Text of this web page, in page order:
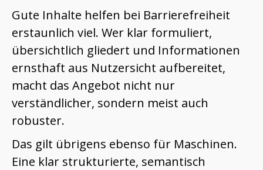
Gute Inhalte helfen bei Barrierefreiheit
erstaunlich viel. Wer klar formuliert,
übersichtlich gliedert und Informationen
ernsthaft aus Nutzersicht aufbereitet,
macht das Angebot nicht nur
verständlicher, sondern meist auch
robuster.
Das gilt übrigens ebenso für Maschinen.
Eine klar strukturierte, semantisch